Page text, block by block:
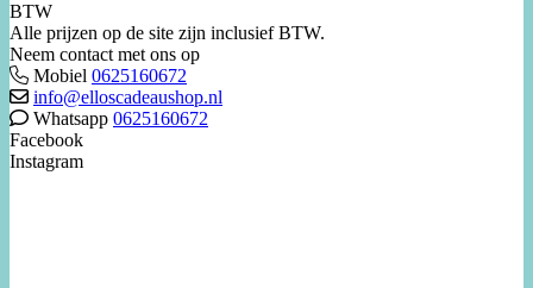
BTW
Alle prijzen op de site zijn inclusief BTW.
Neem contact met ons op
Mobiel 0625160672
info@elloscadeaushop.nl
Whatsapp 0625160672
Facebook
Instagram